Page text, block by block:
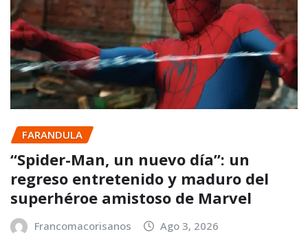
FARANDULA
“Spider-Man, un nuevo día”: un
regreso entretenido y maduro del
superhéroe amistoso de Marvel
Francomacorisanos Ago 3, 2026